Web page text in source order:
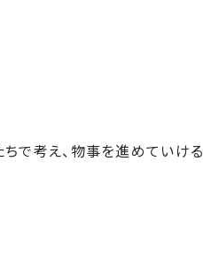
で考え、物事を進めていける